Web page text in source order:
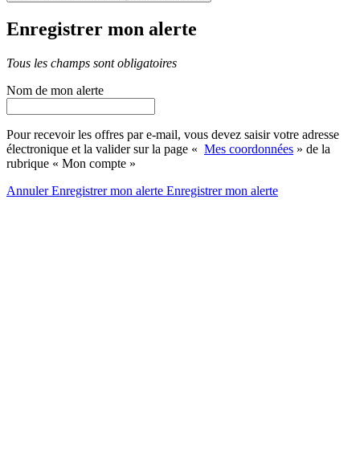
Enregistrer mon alerte
Tous les champs sont obligatoires
Nom de mon alerte
Pour recevoir les offres par e-mail, vous devez saisir votre adresse
électronique et la valider sur la page « Mes coordonnées » de la
rubrique « Mon compte »
AnnulerEnregistrer mon alerte Enregistrermon alerte